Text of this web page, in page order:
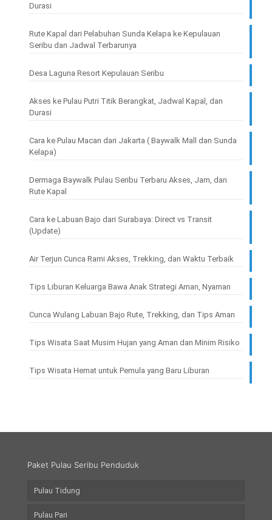
Durasi
Rute Kapal dari Pelabuhan Sunda Kelapa ke Kepulauan
Seribu dan Jadwal Terbarunya
Desa Laguna Resort Kepulauan Seribu
Akses ke Pulau Putri Titik Berangkat, Jadwal Kapal, dan
Durasi
Cara ke Pulau Macan dari Jakarta ( Baywalk Mall dan Sunda
Kelapa)
Dermaga Baywalk Pulau Seribu Terbaru Akses, Jam, dan
Rute Kapal
Cara ke Labuan Bajo dari Surabaya: Direct vs Transit
(Update)
Air Terjun Cunca Rami Akses, Trekking, dan Waktu Terbaik
Tips Liburan Keluarga Bawa Anak Strategi Aman, Nyaman
Cunca Wulang Labuan Bajo Rute, Trekking, dan Tips Aman
Tips Wisata Saat Musim Hujan yang Aman dan Minim Risiko
Tips Wisata Hemat untuk Pemula yang Baru Liburan
Paket Pulau Seribu Penduduk
Pulau Tidung
Pulau Pari